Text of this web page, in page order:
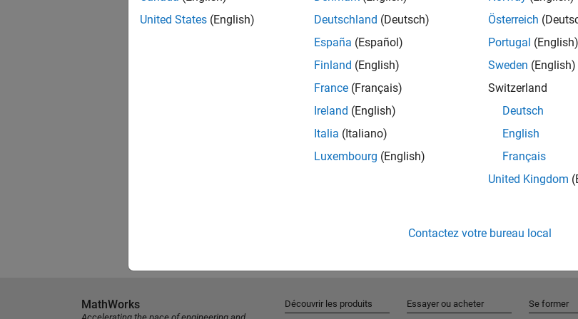
United States (English)
Deutschland (Deutsch)
España (Español)
Finland (English)
France (Français)
Ireland (English)
Italia (Italiano)
Luxembourg (English)
Österreich
Portugal (English)
Sweden (English)
Switzerland
Deutsch
English
Français
United Kingdom
Contactez votre bureau local
MathWorks Découvrir les produits Essayer ou acheter Se former